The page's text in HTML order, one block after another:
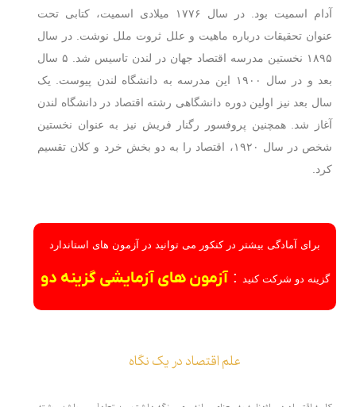
آدام اسمیت بود. در سال ۱۷۷۶ میلادی اسمیت، کتابی تحت
عنوان تحقیقات درباره ماهیت و علل ثروت ملل نوشت. در سال
۱۸۹۵ نخستین مدرسه اقتصاد جهان در لندن تاسیس شد. ۵ سال
بعد و در سال ۱۹۰۰ این مدرسه به دانشگاه لندن پیوست. یک
سال بعد نیز اولین دوره دانشگاهی رشته اقتصاد در دانشگاه لندن
آغاز شد. همچنین پروفسور رگنار فریش نیز به عنوان نخستین
شخص در سال ۱۹۲۰، اقتصاد را به دو بخش خرد و کلان تقسیم
کرد.
برای آمادگی بیشتر در کنکور می توانید در آزمون های استاندارد
گزینه دو شرکت کنید :آزمون های آزمایشی گزینه دو
علم اقتصاد در یک نگاه